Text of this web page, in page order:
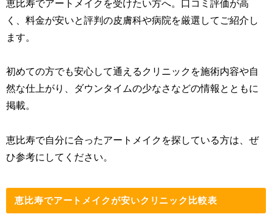
恵比寿でアートメイクを受けたい方へ。口コミ評価が高
く、料金が安いと評判の皮膚科や病院を厳選してご紹介し
ます。
初めての方でも安心して通えるクリニックを施術内容や自
然な仕上がり、ダウンタイムの少なさなどの情報とともに
掲載。
恵比寿で自分に合ったアートメイクを探している方は、ぜ
ひ参考にしてください。
恵比寿でアートメイクが安いクリニック比較表